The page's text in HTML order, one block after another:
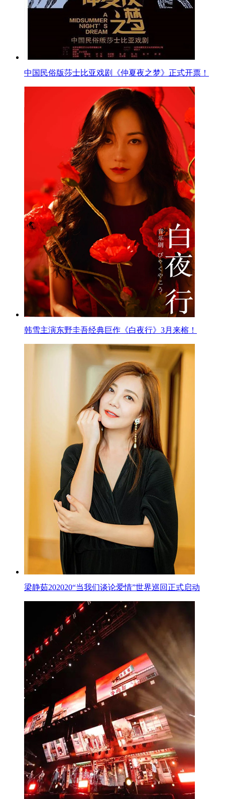
中国民俗版莎士比亚戏剧《仲夏夜之梦》正式开票！
韩雪主演东野圭吾经典巨作《白夜行》3月来榕！
梁静茹202020“当我们谈论爱情”世界巡回正式启动